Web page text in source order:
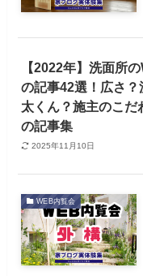
【2022年】洗面所
の記事42選！広さ？
太くん？施主のこだ
の記事集
2025年11月10日
WEB内覧会